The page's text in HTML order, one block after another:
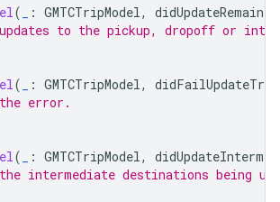
( : GMTCTripModel,
to the pickup, dropoff or
( : GMTCTripModel,
error.
( : GMTCTripModel,
intermediate destinations being